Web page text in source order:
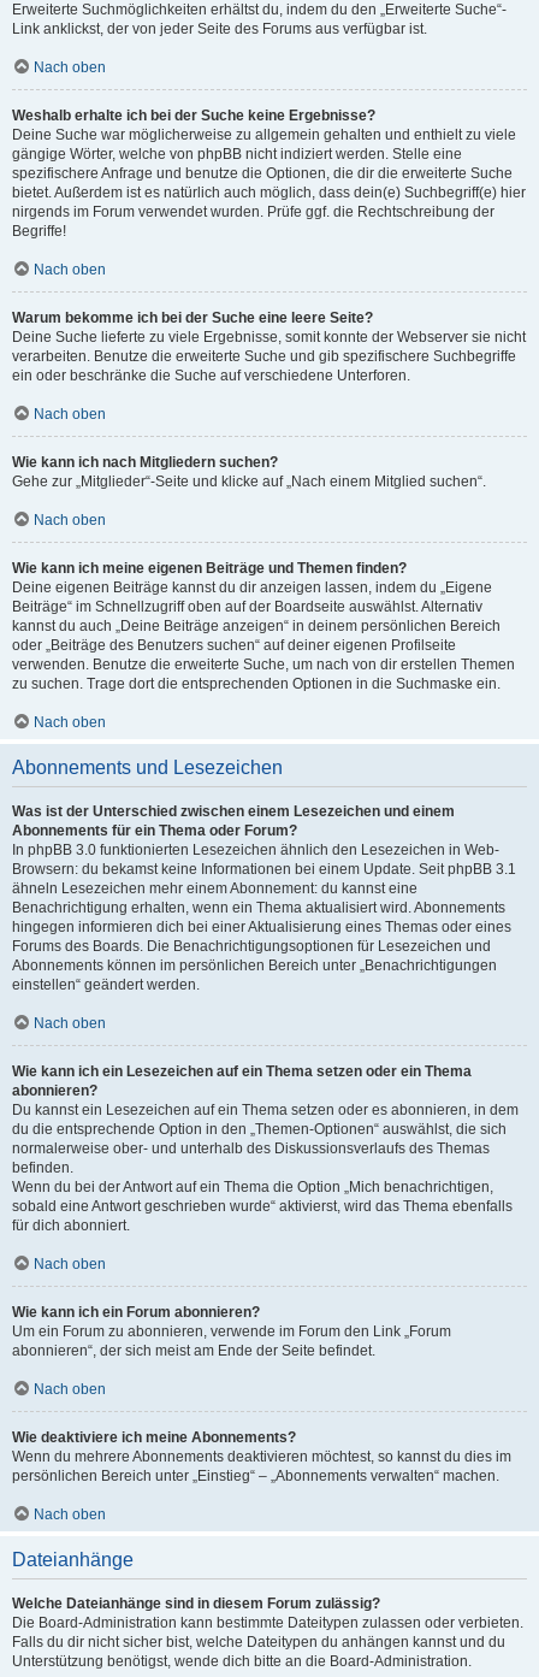
Erweiterte Suchmöglichkeiten erhältst du, indem du den „Erweiterte Suche“-
Link anklickst, der von jeder Seite des Forums aus verfügbar ist.
Nach oben
Weshalb erhalte ich bei der Suche keine Ergebnisse?
Deine Suche war möglicherweise zu allgemein gehalten und enthielt zu viele
gängige Wörter, welche von phpBB nicht indiziert werden. Stelle eine
spezifischere Anfrage und benutze die Optionen, die dir die erweiterte Suche
bietet. Außerdem ist es natürlich auch möglich, dass dein(e) Suchbegriff(e) hier
nirgends im Forum verwendet wurden. Prüfe ggf. die Rechtschreibung der
Begriffe!
Nach oben
Warum bekomme ich bei der Suche eine leere Seite?
Deine Suche lieferte zu viele Ergebnisse, somit konnte der Webserver sie nicht
verarbeiten. Benutze die erweiterte Suche und gib spezifischere Suchbegriffe
ein oder beschränke die Suche auf verschiedene Unterforen.
Nach oben
Wie kann ich nach Mitgliedern suchen?
Gehe zur „Mitglieder“-Seite und klicke auf „Nach einem Mitglied suchen“.
Nach oben
Wie kann ich meine eigenen Beiträge und Themen finden?
Deine eigenen Beiträge kannst du dir anzeigen lassen, indem du „Eigene
Beiträge“ im Schnellzugriff oben auf der Boardseite auswählst. Alternativ
kannst du auch „Deine Beiträge anzeigen“ in deinem persönlichen Bereich
oder „Beiträge des Benutzers suchen“ auf deiner eigenen Profilseite
verwenden. Benutze die erweiterte Suche, um nach von dir erstellen Themen
zu suchen. Trage dort die entsprechenden Optionen in die Suchmaske ein.
Nach oben
Abonnements und Lesezeichen
Was ist der Unterschied zwischen einem Lesezeichen und einem
Abonnements für ein Thema oder Forum?
In phpBB 3.0 funktionierten Lesezeichen ähnlich den Lesezeichen in Web-
Browsern: du bekamst keine Informationen bei einem Update. Seit phpBB 3.1
ähneln Lesezeichen mehr einem Abonnement: du kannst eine
Benachrichtigung erhalten, wenn ein Thema aktualisiert wird. Abonnements
hingegen informieren dich bei einer Aktualisierung eines Themas oder eines
Forums des Boards. Die Benachrichtigungsoptionen für Lesezeichen und
Abonnements können im persönlichen Bereich unter „Benachrichtigungen
einstellen“ geändert werden.
Nach oben
Wie kann ich ein Lesezeichen auf ein Thema setzen oder ein Thema
abonnieren?
Du kannst ein Lesezeichen auf ein Thema setzen oder es abonnieren, in dem
du die entsprechende Option in den „Themen-Optionen“ auswählst, die sich
normalerweise ober- und unterhalb des Diskussionsverlaufs des Themas
befinden.
Wenn du bei der Antwort auf ein Thema die Option „Mich benachrichtigen,
sobald eine Antwort geschrieben wurde“ aktivierst, wird das Thema ebenfalls
für dich abonniert.
Nach oben
Wie kann ich ein Forum abonnieren?
Um ein Forum zu abonnieren, verwende im Forum den Link „Forum
abonnieren“, der sich meist am Ende der Seite befindet.
Nach oben
Wie deaktiviere ich meine Abonnements?
Wenn du mehrere Abonnements deaktivieren möchtest, so kannst du dies im
persönlichen Bereich unter „Einstieg“ – „Abonnements verwalten“ machen.
Nach oben
Dateianhänge
Welche Dateianhänge sind in diesem Forum zulässig?
Die Board-Administration kann bestimmte Dateitypen zulassen oder verbieten.
Falls du dir nicht sicher bist, welche Dateitypen du anhängen kannst und du
Unterstützung benötigst, wende dich bitte an die Board-Administration.